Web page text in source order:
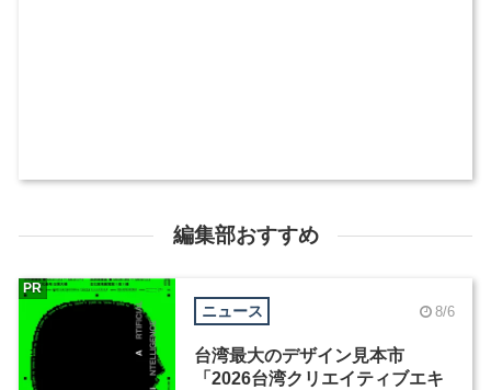
編集部おすすめ
ニュース 8/6
台湾最大のデザイン見本市
「2026台湾クリエイティブエキ
PR